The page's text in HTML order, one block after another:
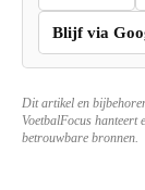
Blijf via
Dit artikel en
VoetbalFocus hanteert
betrouwbare bronnen.